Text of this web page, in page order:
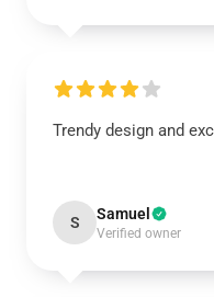
Trendy design and
S Samuel
Verified owner